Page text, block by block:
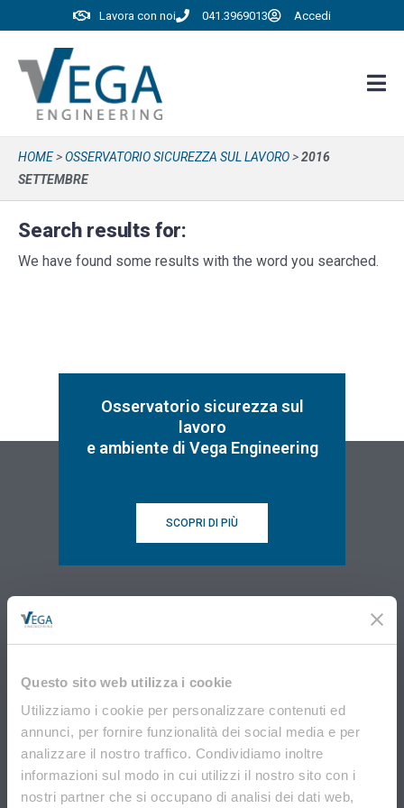
Questo sito web utilizza i cookie
Utilizziamo i cookie per personalizzare contenuti ed
annunci, per fornire funzionalità dei social media e per
analizzare il nostro traffico. Condividiamo inoltre
informazioni sul modo in cui utilizzi il nostro sito con i
nostri partner che si occupano di analisi dei dati web,
Lavora con noi 041.3969013 Accedi
HOME>OSSERVATORIO SICUREZZA SUL LAVORO>2016
SETTEMBRE
Search results for:
We have found some results with the word you searched.
Osservatorio sicurezza sul
lavoro
e ambiente di Vega Engineering
SCOPRI DI PIÙ
Via Don Tosatto, 151 30174 Mestre Venezia
041.3969013